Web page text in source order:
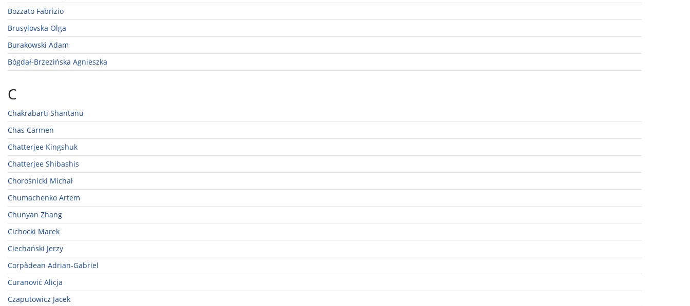
Bozzato Fabrizio
Brusylovska Olga
Burakowski Adam
Bógdał-Brzezińska Agnieszka
C
Chakrabarti Shantanu
Chas Carmen
Chatterjee Kingshuk
Chatterjee Shibashis
Chorośnicki Michał
Chumachenko Artem
Chunyan Zhang
Cichocki Marek
Ciechański Jerzy
Corpădean Adrian-Gabriel
Curanović Alicja
Czaputowicz Jacek